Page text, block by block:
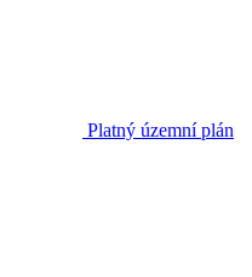
Platný územní plán